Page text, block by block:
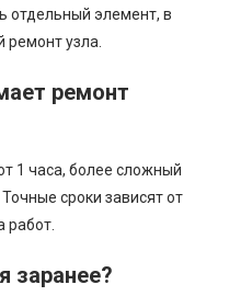
отдельный элемент, в
узла.
ремонт
1 часа, более сложный
сроки зависят от
работ.
заранее?